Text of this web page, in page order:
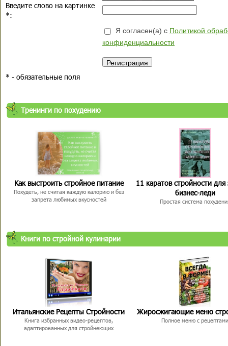
Введите слово на картинке
*:
Я согласен(а) с Политикой
конфиденциальности
* - обязательные поля
Тренинги по похудению
Как выстроить стройное питание
Похудеть, не считая каждую калорию и без
запрета любимых вкусностей
11 каратов стройности для
бизнес-леди
Простая система
Книги по стройной кулинарии
Итальянские Рецепты Стройности
Книга избранных видео-рецептов,
адаптированных для стройнеющих
Жиросжигающие меню
Полное меню с рецептами